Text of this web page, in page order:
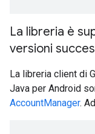
La libreria è
versioni
La libreria client di
Java per Android
AccountManager.